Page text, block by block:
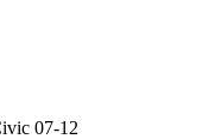
07-12